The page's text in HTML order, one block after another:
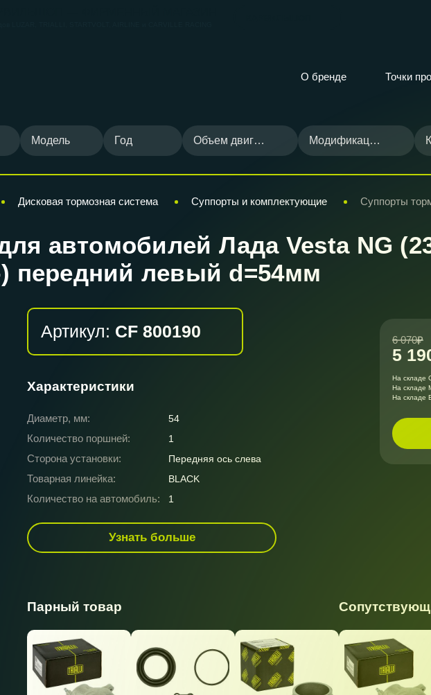
О бренде Точки
Модель Год Объем двигателя Модификация
Дисковая тормозная система Суппорты и комплектующие Суппорты
автомобилей Лада Vesta NG
передний левый d=54мм
Артикул: CF 800190
Характеристики
Диаметр, мм: 54
Количество поршней: 1
Сторона установки: Передняя ось слева
Товарная линейка: BLACK
Количество на автомобиль: 1
Узнать больше
6 070
5
На складе
На складе
На складе
Парный товар